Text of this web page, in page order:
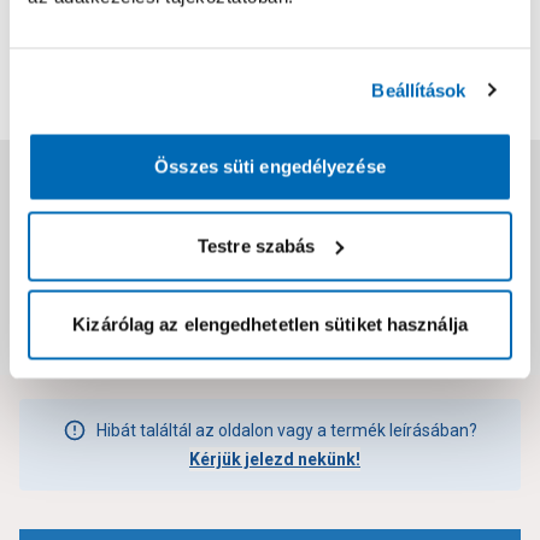
Beállítások
Összes süti engedélyezése
Testre szabás
Kizárólag az elengedhetetlen sütiket használja
Jótállás, szavatosság
Csomagolási és súly információk
Dokumentumok, felelős személy
Hibát találtál az oldalon vagy a termék leírásában?
Kérjük jelezd nekünk!